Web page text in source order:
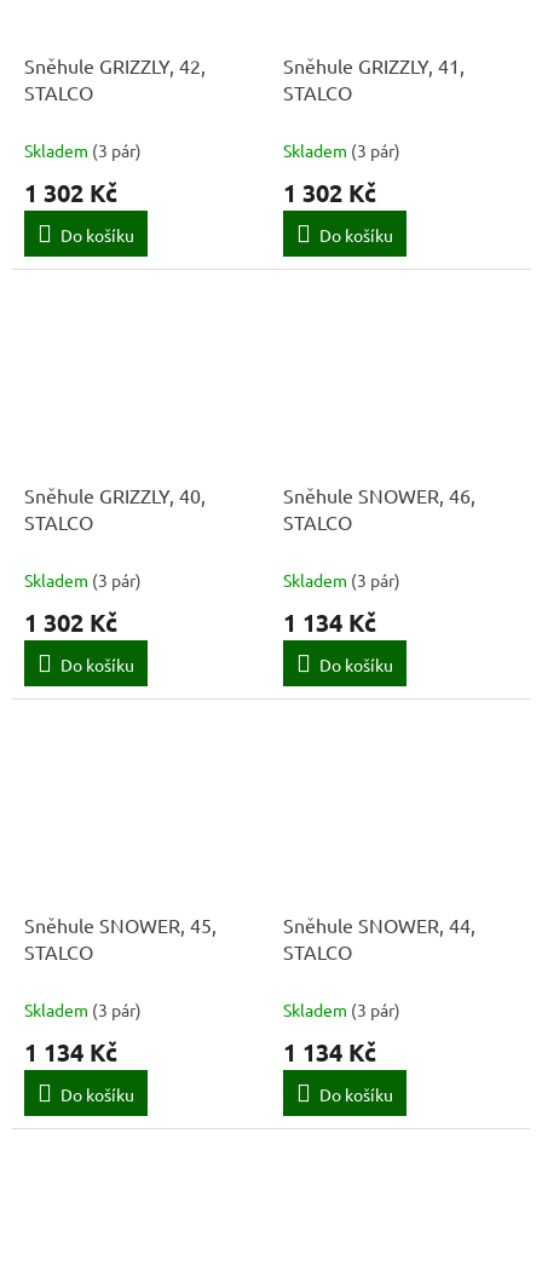
Sněhule GRIZZLY, 42,
STALCO
Skladem (3 pár)
1 302 Kč
Do košíku
Sněhule GRIZZLY, 41,
STALCO
Skladem (3 pár)
1 302 Kč
Do košíku
Sněhule GRIZZLY, 40,
STALCO
Skladem (3 pár)
1 302 Kč
Do košíku
Sněhule SNOWER, 46,
STALCO
Skladem (3 pár)
1 134 Kč
Do košíku
Sněhule SNOWER, 45,
STALCO
Skladem (3 pár)
1 134 Kč
Do košíku
Sněhule SNOWER, 44,
STALCO
Skladem (3 pár)
1 134 Kč
Do košíku